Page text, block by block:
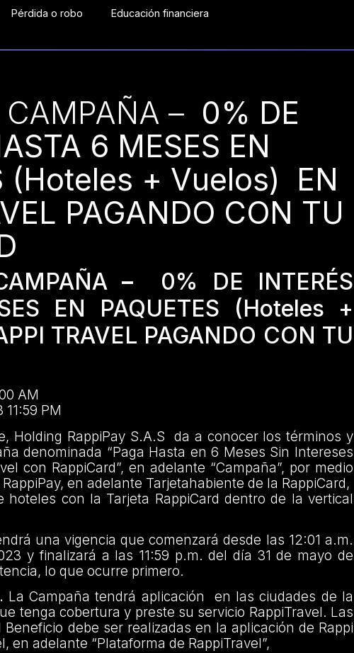
Pérdida o robo Educación financiera
– 0% DE
6 MESES EN
(Hoteles + Vuelos) EN
PAGANDO CON TU
–
0% DE INTERÉS
EN PAQUETES (Hoteles +
TRAVEL PAGANDO CON TU
AM
PM
Holding RappiPay S.A.S da a conocer los términos y
denominada “Paga Hasta en 6 Meses Sin Intereses
con RappiCard”, en adelante “Campaña”, por medio
en adelante Tarjetahabiente de la RappiCard,
hoteles con la Tarjeta RappiCard dentro de la vertical
una vigencia que comenzará desde las 12:01 a.m.
y finalizará a las 11:59 p.m. del día 31 de mayo de
lo que ocurre primero.
La Campaña tendrá aplicación en las ciudades de la
tenga cobertura y preste su servicio RappiTravel. Las
debe ser realizadas en la aplicación de Rappi
en adelante “Plataforma de RappiTravel”,